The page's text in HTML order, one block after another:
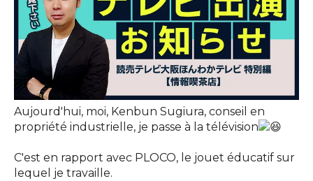
Aujourd'hui, moi, Kenbun Sugiura, conseil en
propriété industrielle, je passe à la télévision
C'est en rapport avec PLOCO, le jouet éducatif sur
lequel je travaille.